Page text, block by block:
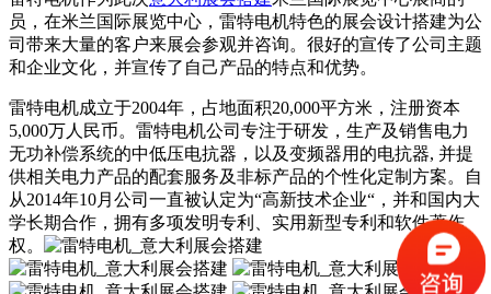
员，在米兰国际展览中心，雷特电机特色的展会设计搭建为公
司带来大量的客户来展会参观并咨询。很好的宣传了公司主题
和企业文化，并宣传了自己产品的特点和优势。
雷特电机成立于2004年，占地面积20,000平方米，注册资本
5,000万人民币。雷特电机公司专注于研发，生产及销售电力
无功补偿系统的中低压电抗器，以及变频器用的电抗器, 并提
供相关电力产品的配套服务及非标产品的个性化定制方案。自
从2014年10月公司一直被认定为“高新技术企业“，并和国内大
学长期合作，拥有多项发明专利、实用新型专利和软件著作
权。